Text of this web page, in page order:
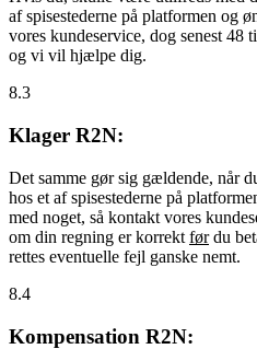
af spisestederne på platformen og
vores kundeservice, dog senest 48
og vi vil hjælpe dig.
8.3
Klager R2N:
Det samme gør sig gældende, når
hos et af spisestederne på
med noget, så kontakt vores
om din regning er korrekt førdu
rettes eventuelle fejl ganske nemt.
8.4
Kompensation R2N: